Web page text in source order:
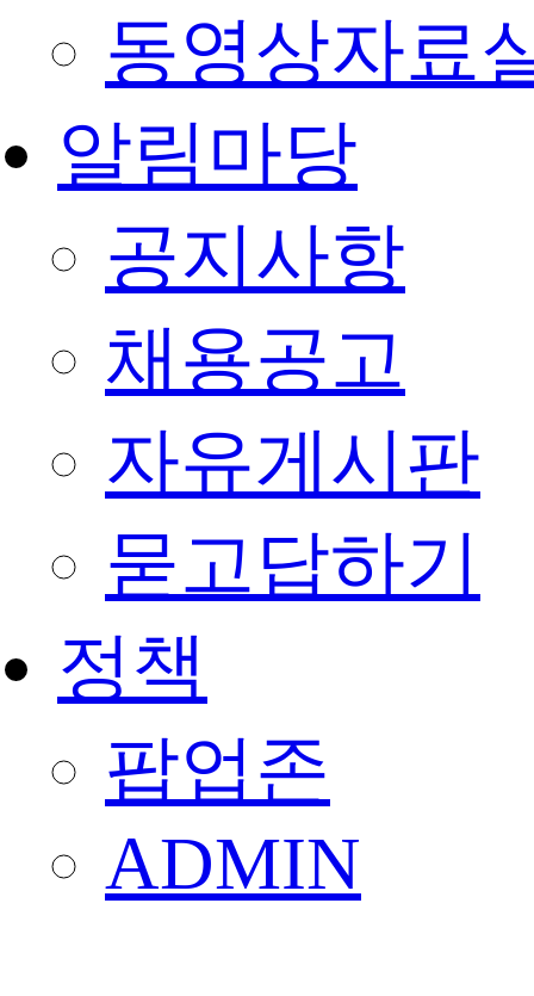
동영상자료
알림마당
공지사항
채용공고
자유게시판
묻고답하기
정책
팝업존
ADMIN